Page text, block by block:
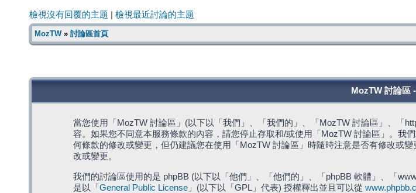
檢視沒有回覆的主題 檢視最近討論的主題
MozTW» 討論區首頁
MozTW 討論區
當您使用「MozTW 討論區」(以下以「我們」、「我們的」、「MozTW 討論區」、「
容。如果您不同意本服務條款的內容，請您停止存取和/或使用「MozTW 討論區」。我
何條款的修改或變更，但仍建議您在使用「MozTW 討論區」時隨時注意是否有修改或
改或變更。
我們的討論區使用的是 phpBB (以下以「他們」、「他們的」、「phpBB 軟體」、「
是以「 General Public License」(以下以「GPL」代表) 授權釋出並且可以從